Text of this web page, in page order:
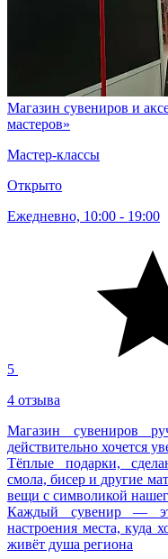
Магазин сувениров и
мастеров»
Мастер-классы
Открыто
Ежедневно, 10:00 - 19:00
5
4 отзыва
Магазин сувениров
действительно хочется
Тёплые подарки,
смола, бисер и другие
вещи с символикой
Каждый сувенир —
настроения места, куда
живёт душа региона